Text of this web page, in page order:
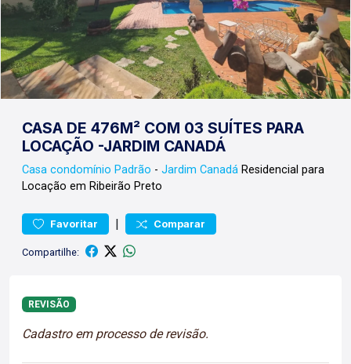
CASA DE 476M² COM 03 SUÍTES PARA
LOCAÇÃO -JARDIM CANADÁ
Casa condomínio Padrão - Jardim Canadá Residencial para
Locação em Ribeirão Preto
Favoritar | Comparar
Compartilhe:
REVISÃO
Cadastro em processo de revisão.